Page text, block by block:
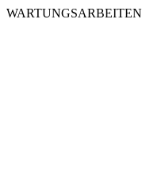
WARTUNGSARBEITEN